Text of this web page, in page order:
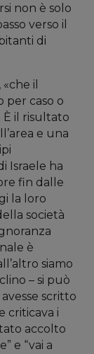
non è solo
verso il
di
il
per caso o
È il risultato
e una
Israele ha
fin dalle
la loro
società
è
siamo
– si può
scritto
criticava i
accolto
e “vai a